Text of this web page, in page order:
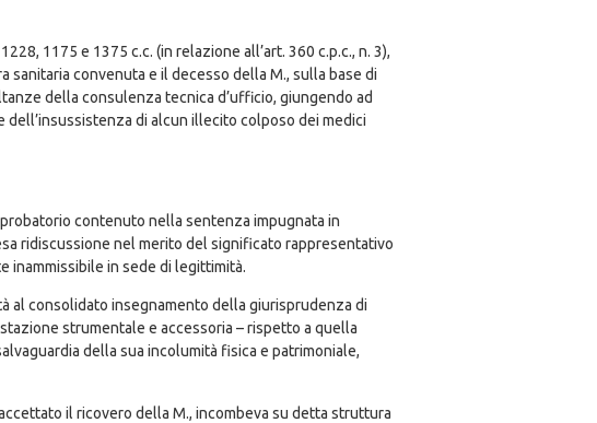
1175 e 1375 c.c. (in relazione all’art. 360 c.p.c., n. 3),
convenuta e il decesso della M., sulla base di
della consulenza tecnica d’ufficio, giungendo ad
di alcun illecito colposo dei medici
contenuto nella sentenza impugnata in
ridiscussione nel merito del significato rappresentativo
inammissibile in sede di legittimità.
al consolidato insegnamento della giurisprudenza di
strumentale e accessoria – rispetto a quella
della sua incolumità fisica e patrimoniale,
il ricovero della M., incombeva su detta struttura